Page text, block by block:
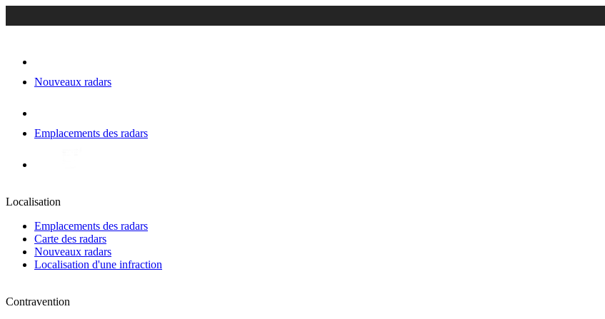
Nouveaux radars
Emplacements des radars
Localisation
Emplacements des radars
Carte des radars
Nouveaux radars
Localisation d'une infraction
Contravention